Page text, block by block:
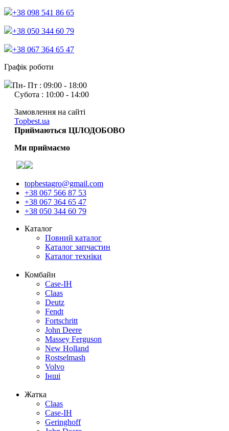
+38 098 541 86 65
+38 050 344 60 79
+38 067 364 65 47
Графік роботи
Пн- Пт : 09:00 - 18:00
Субота : 10:00 - 14:00
Замовлення на сайті
Topbest.ua
Приймаються ЦІЛОДОБОВО
Ми приймаємо
topbestagro@gmail.com
+38 067 566 87 53
+38 067 364 65 47
+38 050 344 60 79
Каталог
Повний каталог
Каталог запчастин
Каталог техніки
Комбайн
Case-IH
Claas
Deutz
Fendt
Fortschritt
John Deere
Massey Ferguson
New Holland
Rostselmash
Volvo
Інші
Жатка
Claas
Case-IH
Geringhoff